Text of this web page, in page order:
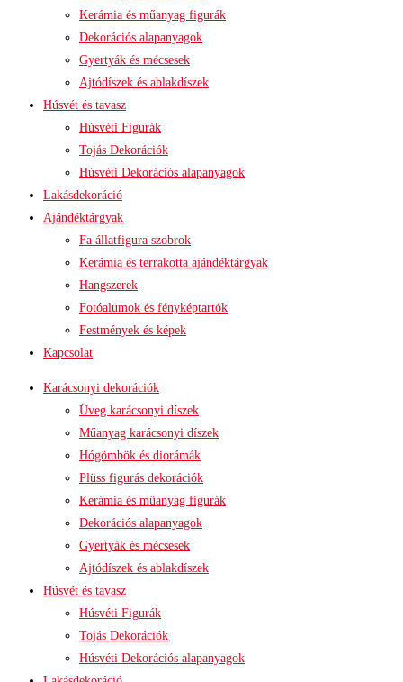
Kerámia és műanyag figurák
Dekorációs alapanyagok
Gyertyák és mécsesek
Ajtódíszek és ablakdíszek
Húsvét és tavasz
Húsvéti Figurák
Tojás Dekorációk
Húsvéti Dekorációs alapanyagok
Lakásdekoráció
Ajándéktárgyak
Fa állatfigura szobrok
Kerámia és terrakotta ajándéktárgyak
Hangszerek
Fotóalumok és fényképtartók
Festmények és képek
Kapcsolat
Karácsonyi dekorációk
Üveg karácsonyi díszek
Műanyag karácsonyi díszek
Hógömbök és diorámák
Plüss figurás dekorációk
Kerámia és műanyag figurák
Dekorációs alapanyagok
Gyertyák és mécsesek
Ajtódíszek és ablakdíszek
Húsvét és tavasz
Húsvéti Figurák
Tojás Dekorációk
Húsvéti Dekorációs alapanyagok